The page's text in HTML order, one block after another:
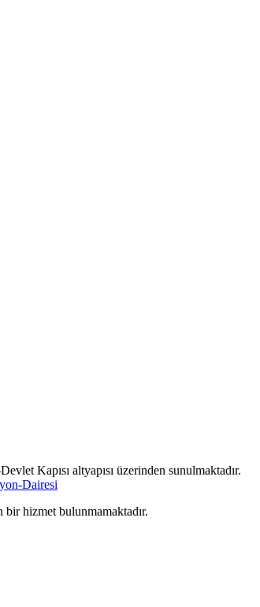
Kapısı altyapısı üzerinden sunulmaktadır.
Dairesi
bir hizmet bulunmamaktadır.